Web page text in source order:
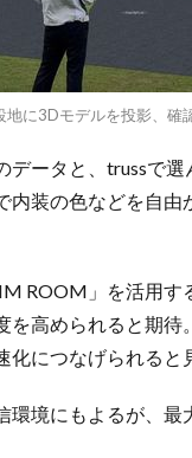
地に3Dモデルを投影、確
ータと、trussで選
内装の色などを自
ROOM」を活用
を高められると期
化につなげられると
環境にもよるが、最